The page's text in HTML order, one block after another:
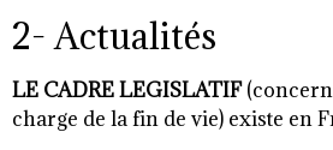
2- Actualités
LE CADRE LEGISLATIF
charge de la fin de vie) existe en